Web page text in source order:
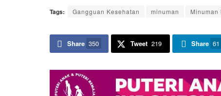
Tags: Gangguan Kesehatan minuman Minuman
Share 350 Tweet 219 Share 61